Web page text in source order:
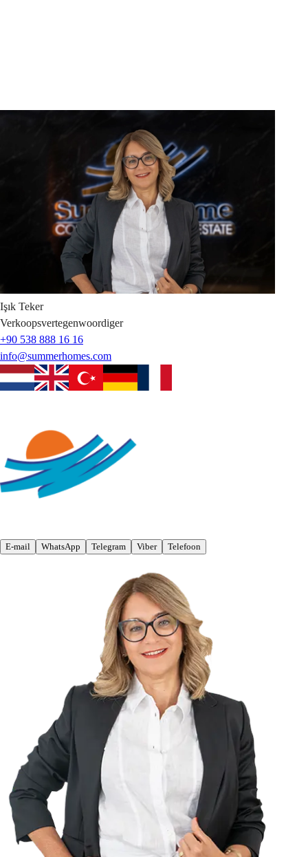
Işık Teker
Verkoopsvertegenwoordiger
+90 538 888 16 16
info@summerhomes.com
E-mail WhatsApp Telegram Viber Telefoon